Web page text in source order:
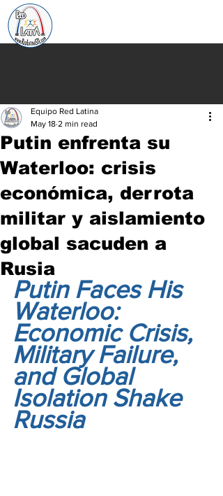
Putin enfrenta su
Waterloo: crisis
económica, derrota
militar y aislamiento
global sacuden a
Rusia
Equipo Red Latina
May 18 2 min read
Putin Faces His
Waterloo:
Economic Crisis,
Military Failure,
and Global
Isolation Shake
Russia